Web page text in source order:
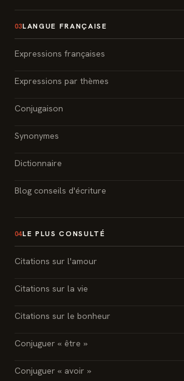
03LANGUE FRANÇAISE
Expressions françaises
Expressions par thèmes
Conjugaison
Synonymes
Dictionnaire
Blog conseils d'écriture
04LE PLUS CONSULTÉ
Citations sur l'amour
Citations sur la vie
Citations sur le bonheur
Conjuguer « être »
Conjuguer « avoir »